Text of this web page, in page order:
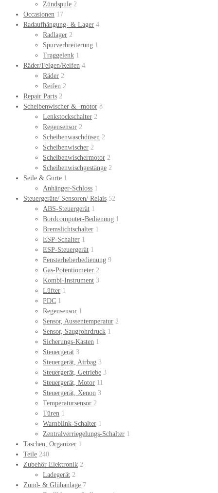
Zündspule 2
Occasionen 17
Radaufhängung- & Lager 4
Radlager 2
Spurverbreiterung 1
Traggelenk 1
Räder/Felgen/Reifen 4
Räder 2
Reifen 2
Repair Parts 2
Scheibenwischer & -motor 8
Lenkstockschalter 2
Regensensor 2
Scheibenwaschdüsen 2
Scheibenwischer 2
Scheibenwischermotor 2
Scheibenwischgestänge 2
Seile & Gurte 1
Anhänger-Schloss 1
Steuergeräte/ Sensoren/ Relais 52
ABS-Steuergerät 1
Bordcomputer-Bedienung 1
Bremslichtschalter 1
ESP-Schalter 1
ESP-Steuergerät 1
Fensterheberbedienung 9
Gas-Potentiometer 2
Kombi-Instrument 3
Lüfter 1
PDC 1
Regensensor 1
Sensor, Aussentemperatur 2
Sensor, Saugrohrdruck 1
Sicherungs-Kasten 1
Steuergerät 3
Steuergerät, Airbag 3
Steuergerät, Getriebe 3
Steuergerät, Motor 11
Steuergerät, Xenon 3
Temperatursensor 2
Türen 1
Warnblink-Schalter 1
Zentralverriegelungs-Schalter 1
Taschen, Organizer 1
Teile 240
Zubehör Elektronik 2
Ladegerät 2
Zünd- & Glühanlage 7